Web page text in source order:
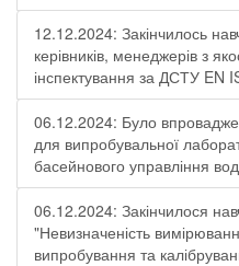
12.12.2024: Закінчилось
керівників, менеджерів з
інспектування за ДСТУ EN
06.12.2024: Було
для випробувальної
басейнового управління
06.12.2024: Закінчилося
"Невизначеність
випробування та